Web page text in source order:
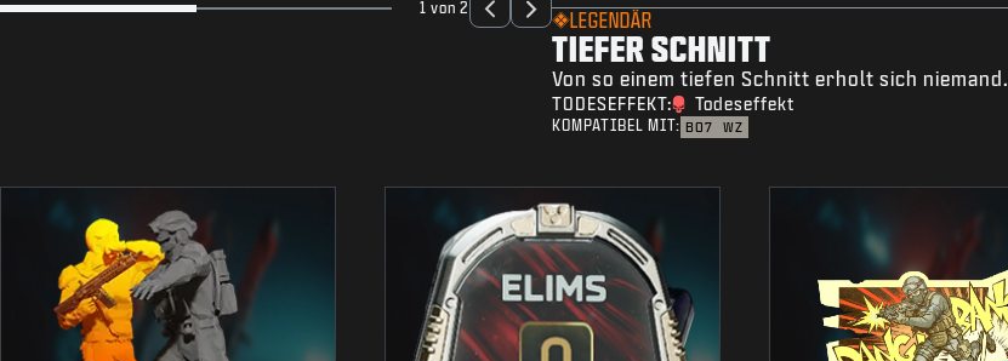
1 von 2
LEGENDÄR
TIEFER SCHNITT
Von so einem tiefen Schnitt erholt sich niemand.
TODESEFFEKT: Todeseffekt
KOMPATIBEL MIT: BO7 WZ